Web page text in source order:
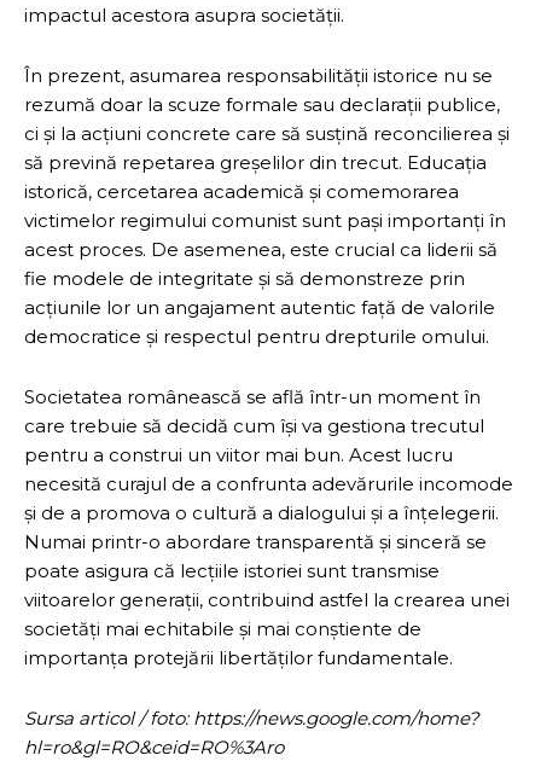
impactul acestora asupra societății.
În prezent, asumarea responsabilității istorice nu se
rezumă doar la scuze formale sau declarații publice,
ci și la acțiuni concrete care să susțină reconcilierea și
să prevină repetarea greșelilor din trecut. Educația
istorică, cercetarea academică și comemorarea
victimelor regimului comunist sunt pași importanți în
acest proces. De asemenea, este crucial ca liderii să
fie modele de integritate și să demonstreze prin
acțiunile lor un angajament autentic față de valorile
democratice și respectul pentru drepturile omului.
Societatea românească se află într-un moment în
care trebuie să decidă cum își va gestiona trecutul
pentru a construi un viitor mai bun. Acest lucru
necesită curajul de a confrunta adevărurile incomode
și de a promova o cultură a dialogului și a înțelegerii.
Numai printr-o abordare transparentă și sinceră se
poate asigura că lecțiile istoriei sunt transmise
viitoarelor generații, contribuind astfel la crearea unei
societăți mai echitabile și mai conștiente de
importanța protejării libertăților fundamentale.
Sursa articol / foto: https://news.google.com/home?
hl=ro&gl=RO&ceid=RO%3Aro